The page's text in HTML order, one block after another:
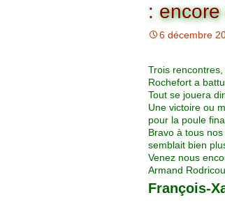
Brut Dames
:
6 décembre
Trois
Rochefort a
Tout se jouera
Une victoire ou
pour la poule
Bravo à tous
semblait bien
Venez nous
Armand
François-